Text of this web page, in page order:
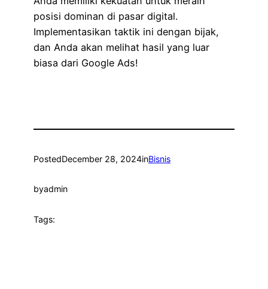
posisi dominan di pasar digital.
Implementasikan taktik ini dengan bijak,
dan Anda akan melihat hasil yang luar
biasa dari Google Ads!
PostedDecember 28, 2024inBisnis
byadmin
Tags: